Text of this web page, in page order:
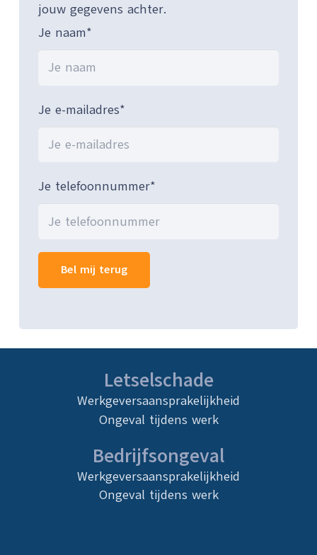
jouw gegevens achter.
Je naam*
Je e-mailadres*
Je telefoonnummer*
Letselschade
Werkgeversaansprakelijkheid
Ongeval tijdens werk
Bedrijfsongeval
Werkgeversaansprakelijkheid
Ongeval tijdens werk